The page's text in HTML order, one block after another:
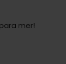
mer!